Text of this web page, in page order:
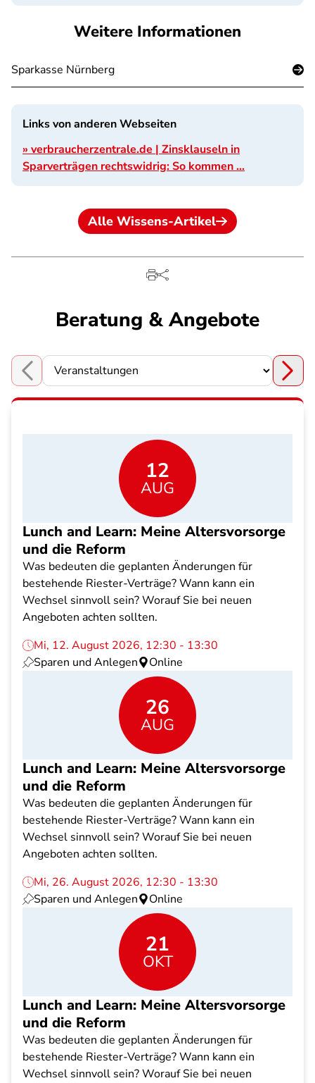
Weitere Informationen
Sparkasse Nürnberg
Links von anderen Webseiten
» verbraucherzentrale.de | Zinsklauseln in
Sparverträgen rechtswidrig: So kommen …
Alle Wissens-Artikel
Beratung & Angebote
Choose a section
12
AUG
Lunch and Learn: Meine Altersvorsorge
und die Reform
Was bedeuten die geplanten Änderungen für
bestehende Riester-Verträge? Wann kann ein
Wechsel sinnvoll sein? Worauf Sie bei neuen
Angeboten achten sollten.
Mi, 12. August 2026, 12:30 - 13:30
Sparen und Anlegen
Online
26
AUG
Lunch and Learn: Meine Altersvorsorge
und die Reform
Was bedeuten die geplanten Änderungen für
bestehende Riester-Verträge? Wann kann ein
Wechsel sinnvoll sein? Worauf Sie bei neuen
Angeboten achten sollten.
Mi, 26. August 2026, 12:30 - 13:30
Sparen und Anlegen
Online
21
OKT
Lunch and Learn: Meine Altersvorsorge
und die Reform
Was bedeuten die geplanten Änderungen für
bestehende Riester-Verträge? Wann kann ein
Wechsel sinnvoll sein? Worauf Sie bei neuen